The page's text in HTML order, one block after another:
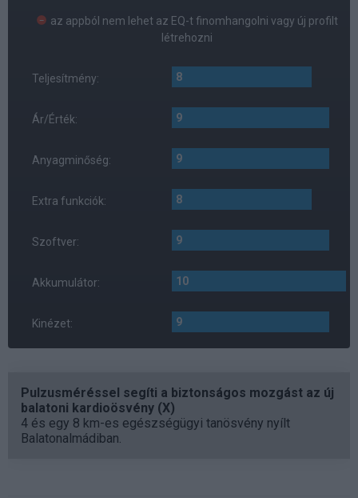
az appból nem lehet az EQ-t finomhangolni vagy új profilt
létrehozni
Teljesítmény: 8
Ár/Érték: 9
Anyagminőség: 9
Extra funkciók: 8
Szoftver: 9
Akkumulátor: 10
Kinézet: 9
Pulzusméréssel segíti a biztonságos mozgást az új
balatoni kardioösvény (X)
4 és egy 8 km-es egészségügyi tanösvény nyílt
Balatonalmádiban.